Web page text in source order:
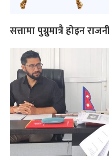
सत्तामा पुग्नुमात्रै होइन